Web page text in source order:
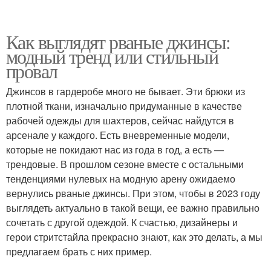
Как выглядят рваные джинсы:
модный тренд или стильный
провал
Джинсов в гардеробе много не бывает. Эти брюки из
плотной ткани, изначально придуманные в качестве
рабочей одежды для шахтеров, сейчас найдутся в
арсенале у каждого. Есть вневременные модели,
которые не покидают нас из года в год, а есть —
трендовые. В прошлом сезоне вместе с остальными
тенденциями нулевых на модную арену ожидаемо
вернулись рваные джинсы. При этом, чтобы в 2023 году
выглядеть актуально в такой вещи, ее важно правильно
сочетать с другой одеждой. К счастью, дизайнеры и
герои стритстайла прекрасно знают, как это делать, а мы
предлагаем брать с них пример.